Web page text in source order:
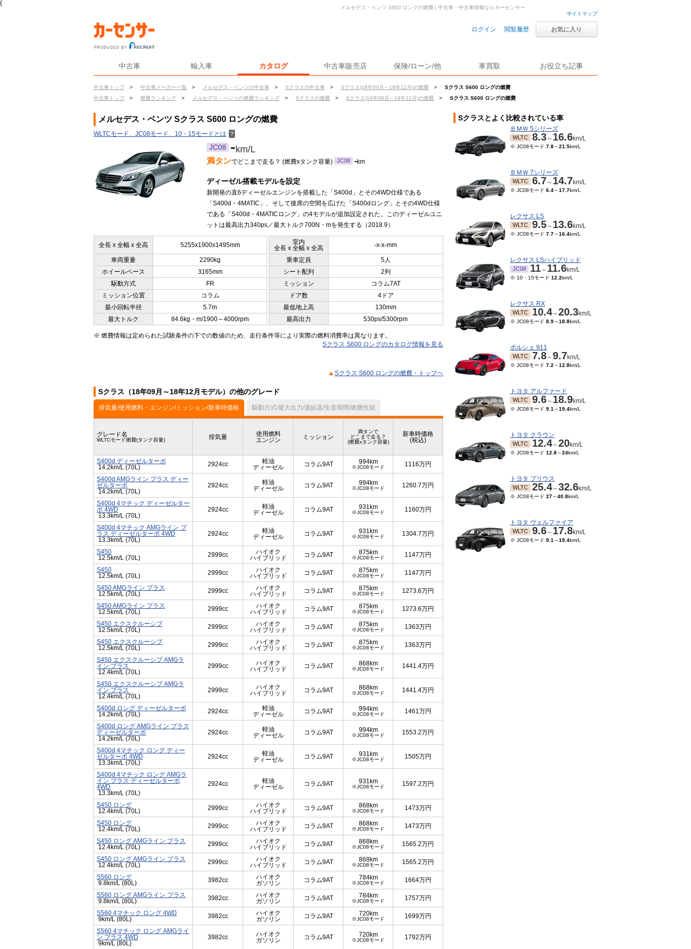
{
サイトマップ
ログイン 閲覧履歴 お気に入り
中古車 輸入車 カタログ 中古車販売店 保険/ローン/他 車買取 お役立ち記事
中古車トップ > 中古車メーカー一覧 > メルセデス・ベンツの中古車 > Sクラスの中古車 > Sクラス(18年09月～18年12月)の燃費 >
Sクラス S600 ロングの燃費
中古車トップ
> 燃費ランキング > メルセデス・ベンツの燃費ランキング > Sクラスの燃費 > Sクラス(18年09月～18年12月)の燃費 > Sクラス S600 ロングの燃費
メルセデス・ベンツ S600 ロングの燃費 | 中古車・中古車情報ならカーセンサー
メルセデス・ベンツ Sクラス S600 ロングの燃費
WLTCモード、JC08モード、10・15モードとは ？
JC08 -km/L
満タンでどこまで走る？ (燃費xタンク容量) JC08 -km
ディーゼル搭載モデルを設定
新開発の直6ディーゼルエンジンを搭載した「S400d」とその4WD仕様である
「S400d・4MATIC」、そして後席の空間を広げた「S400dロング」とその4WD仕様
である「S400d・4MATICロング」の4モデルが追加設定された。このディーゼルユニ
ットは最高出力340ps／最大トルク700N・mを発生する（2018.9）
全長 x 全幅 x 全高 5255x1900x1495mm
室内
全長 x 全幅 x 全高
-x-x-mm
車両重量 2290kg 乗車定員
5人
ホイールベース
3165mm シート配列
2列
駆動方式
FR ミッション
コラム7AT
ミッション位置
コラム ドア数
4ドア
最小回転半径
5.7m 最低地上高
130mm
最大トルク
84.6kg・m/1900～4000rpm 最高出力 530ps/5300rpm
※ 燃費情報は定められた試験条件の下での数値のため、走行条件等により実際の燃料消費率は異なります。
Sクラス S600 ロングのカタログ情報を見る
Sクラス S600 ロングの燃費・トップヘ
Sクラス（18年09月～18年12月モデル）の他のグレード
排気量/使用燃料・エンジン/ミッション/新車時価格 駆動方式/最大出力/過給器/生産期間/燃費性能
グレード名
WLTCモード燃費(タンク容量) 排気量
使用燃料
エンジン
ミッション
満タンで
どこまで走る？
(燃費xタンク容量)
新車時価格
(税込)
S400d ディーゼルターボ
14.2km/L (70L)
2924cc
軽油
ディーゼル
コラム9AT 994km
※JC08モード 1116万円
S400d AMGライン プラス ディー
ゼルターボ
14.2km/L (70L)
2924cc
軽油
ディーゼル
コラム9AT 994km
※JC08モード 1260.7万円
S400d 4マチック ディーゼルター
ボ 4WD
13.3km/L (70L)
2924cc
軽油
ディーゼル
コラム9AT 931km
※JC08モード 1160万円
S400d 4マチック AMGライン プ
ラス ディーゼルターボ 4WD
13.3km/L (70L)
2924cc
軽油
ディーゼル
コラム9AT 931km
※JC08モード 1304.7万円
S450
12.5km/L (70L)
2999cc
ハイオク
ハイブリッド
コラム9AT 875km
※JC08モード 1147万円
S450
12.5km/L (70L)
2999cc
ハイオク
ハイブリッド
コラム9AT 875km
※JC08モード 1147万円
S450 AMGライン プラス
12.5km/L (70L)
2999cc
ハイオク
ハイブリッド
コラム9AT 875km
※JC08モード 1273.6万円
S450 AMGライン プラス
12.5km/L (70L)
2999cc
ハイオク
ハイブリッド
コラム9AT 875km
※JC08モード 1273.6万円
S450 エクスクルーシブ
12.5km/L (70L)
2999cc
ハイオク
ハイブリッド
コラム9AT 875km
※JC08モード 1363万円
S450 エクスクルーシブ
12.5km/L (70L)
2999cc
ハイオク
ハイブリッド
コラム9AT 875km
※JC08モード 1363万円
S450 エクスクルーシブ AMGラ
イン プラス
12.4km/L (70L)
2999cc
ハイオク
ハイブリッド
コラム9AT 868km
※JC08モード 1441.4万円
S450 エクスクルーシブ AMGラ
イン プラス
12.4km/L (70L)
2999cc
ハイオク
ハイブリッド
コラム9AT 868km
※JC08モード 1441.4万円
S400d ロング ディーゼルターボ
14.2km/L (70L)
2924cc
軽油
ディーゼル
コラム9AT 994km
※JC08モード 1461万円
S400d ロング AMGライン プラス
ディーゼルターボ
14.2km/L (70L)
2924cc
軽油
ディーゼル
コラム9AT 994km
※JC08モード 1553.2万円
S400d 4マチック ロング ディー
ゼルターボ 4WD
13.3km/L (70L)
2924cc
軽油
ディーゼル
コラム9AT 931km
※JC08モード 1505万円
S400d 4マチック ロング AMGラ
イン プラス ディーゼルターボ
4WD
13.3km/L (70L)
2924cc
軽油
ディーゼル
コラム9AT 931km
※JC08モード 1597.2万円
S450 ロング
12.4km/L (70L)
2999cc
ハイオク
ハイブリッド
コラム9AT 868km
※JC08モード 1473万円
S450 ロング
12.4km/L (70L)
2999cc
ハイオク
ハイブリッド
コラム9AT 868km
※JC08モード 1473万円
S450 ロング AMGライン プラス
12.4km/L (70L)
2999cc
ハイオク
ハイブリッド
コラム9AT 868km
※JC08モード 1565.2万円
S450 ロング AMGライン プラス
12.4km/L (70L)
2999cc
ハイオク
ハイブリッド
コラム9AT 868km
※JC08モード 1565.2万円
S560 ロング
9.8km/L (80L)
3982cc
ハイオク
ガソリン
コラム9AT 784km
※JC08モード 1664万円
S560 ロング AMGライン プラス
9.8km/L (80L)
3982cc
ハイオク
ガソリン
コラム9AT 784km
※JC08モード 1757万円
S560 4マチック ロング 4WD
9km/L (80L)
3982cc
ハイオク
ガソリン
コラム9AT 720km
※JC08モード 1699万円
S560 4マチック ロング AMGライ
ン プラス 4WD
9km/L (80L)
3982cc
ハイオク
ガソリン
コラム9AT 720km
※JC08モード 1792万円
Sクラスとよく比較されている車
ＢＭＷ 5シリーズ
WLTC 8.3～ 16.6km/L
※ JC08モード 7.8～21.5km/L
ＢＭＷ 7シリーズ
WLTC 6.7～ 14.7km/L
※ JC08モード 6.4～17.7km/L
レクサス LS
WLTC 9.5～ 13.6km/L
※ JC08モード 7.7～16.4km/L
レクサス LSハイブリッド
JC08 11～ 11.6km/L
※ 10・15モード 12.2km/L
レクサス RX
WLTC 10.4～20.3km/L
※ JC08モード 8.9～18.8km/L
ポルシェ 911
WLTC 7.8～9.7km/L
※ JC08モード 7.2 ～12.8km/L
トヨタ アルファード
WLTC 9.6～ 18.9km/L
※ JC08モード 9.1 ～19.4km/L
トヨタ クラウン
WLTC 12.4～20km/L
※ JC08モード 12.8～24km/L
トヨタ プリウス
WLTC 25.4～32.6km/L
※ JC08モード 27～40.8km/L
トヨタ ヴェルファイア
WLTC 9.6～ 17.8km/L
※ JC08モード 9.1 ～19.4km/L